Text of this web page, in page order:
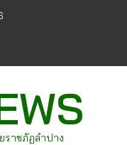
ราชภัฏลำปาง